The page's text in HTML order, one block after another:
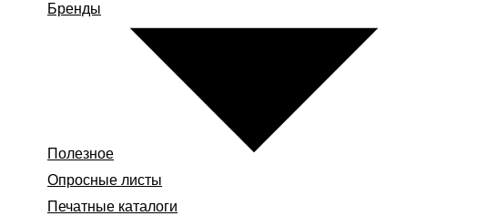
Бренды
Полезное
Опросные листы
Печатные каталоги